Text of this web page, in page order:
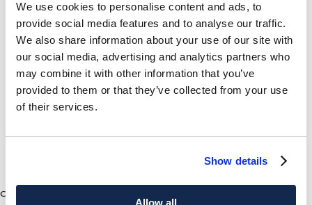
We use cookies to personalise content and ads, to
provide social media features and to analyse our traffic.
We also share information about your use of our site with
our social media, advertising and analytics partners who
may combine it with other information that you’ve
provided to them or that they’ve collected from your use
of their services.
Show details
Allow all
DÉTAILS DU PRODUIT
HM0400073
-Hackett London
-Casquette de baseball décontractée
LIVRAISON ET RETOURS
Livraison et retours gratuits
Cliquez et Collectez GRATUITE: entre 4-5 jours ouvrables
CHF0
current price CHF0